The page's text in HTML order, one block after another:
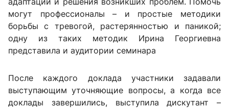
могут профессионалы – и простые методики
борьбы с тревогой, растерянностью и паникой;
одну из таких методик Ирина Георгиевна
представила и аудитории семинара
После каждого доклада участники задавали
выступающим уточняющие вопросы, а когда все
доклады завершились, выступила дискутант –